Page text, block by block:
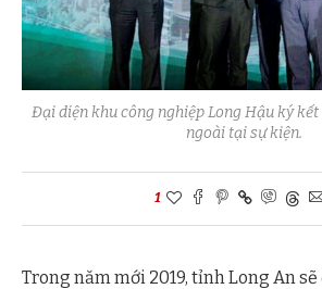
Đại diện khu công nghiệp Long Hậu ký
ngoài tại sự kiện.
1
Trong năm mới 2019, tỉnh Long An